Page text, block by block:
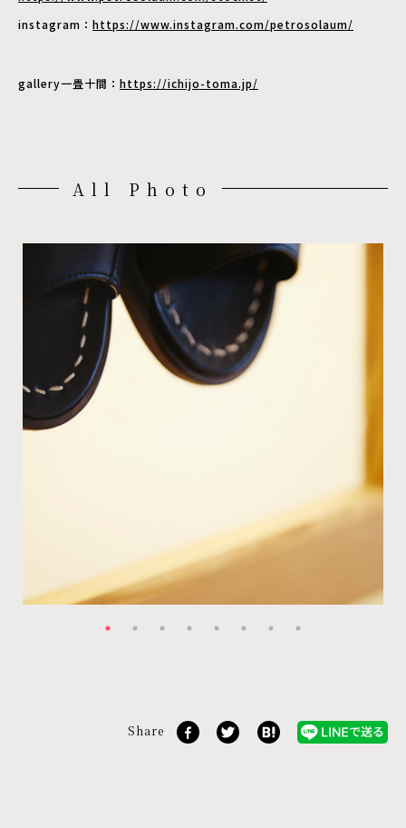
instagram： https://www.instagram.com/petrosolaum/
gallery一畳十間： https://ichijo-toma.jp/
All Photo
Share